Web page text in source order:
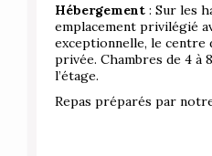
Hébergement : Sur les
emplacement privilégié
exceptionnelle, le centre
privée. Chambres de 4 à
l’étage.
Repas préparés par